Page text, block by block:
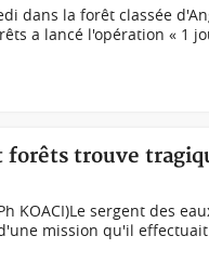
dans la forêt classée
a lancé l'opération « 1
forêts trouve
KOACI)Le sergent des
mission qu'il